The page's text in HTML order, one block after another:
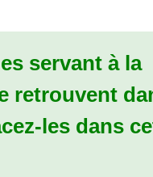
servant à la
retrouvent
les dans